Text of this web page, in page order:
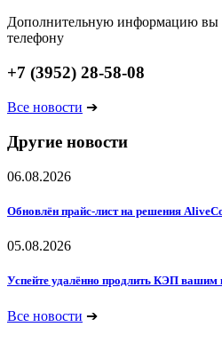
Дополнительную информацию вы
телефону
+7 (3952) 28-58-08
Все новости ➔
Другие новости
06.08.2026
Обновлён прайс-лист на решения
05.08.2026
Успейте удалённо продлить КЭП вашим
Все новости ➔